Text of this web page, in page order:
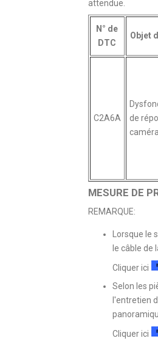
attendue.
N° de
DTC
Objet
C2A6A
de
MESURE DE
REMARQUE:
Lorsque
le câble de
Cliquer ici
Selon les
l'entretien
Cliquer ici